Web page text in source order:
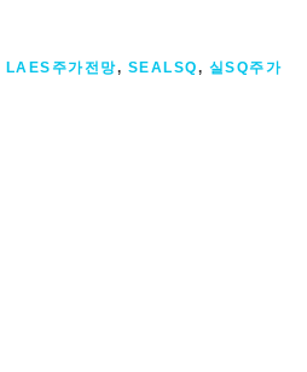
LAES주가전망, SEALSQ, 실SQ주가